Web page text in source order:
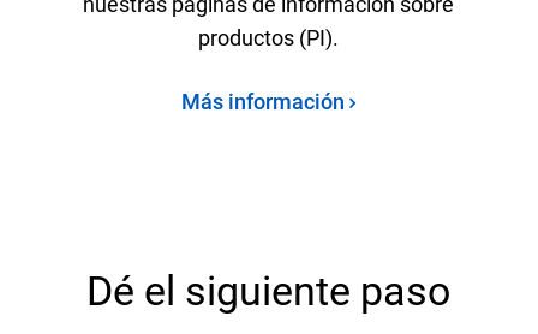
productos (PI).
Más información
Dé el siguiente paso